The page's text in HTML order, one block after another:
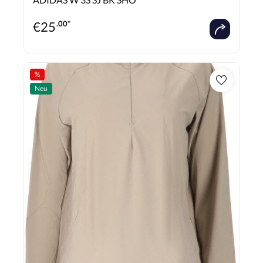
€25.00*
%
Neu